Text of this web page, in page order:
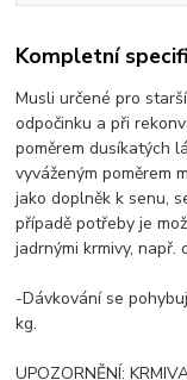
Kompletní
Musli určené pro
odpočinku a při
poměrem dusíkatých
vyváženým poměrem
jako doplněk k senu,
případě potřeby je
jadrnými krmivy, např.
-Dávkování se
kg.
UPOZORNĚNÍ: